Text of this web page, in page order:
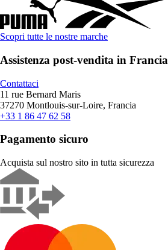
Scopri tutte le nostre marche
Assistenza post-vendita in Francia
Contattaci
11 rue Bernard Maris
37270 Montlouis-sur-Loire, Francia
+33 1 86 47 62 58
Pagamento sicuro
Acquista sul nostro sito in tutta sicurezza